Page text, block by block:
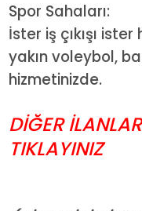
Spor Sahaları:
İster iş çıkışı
yakın voleybol,
hizmetinizde.
DİĞER
TIKLAYINIZ